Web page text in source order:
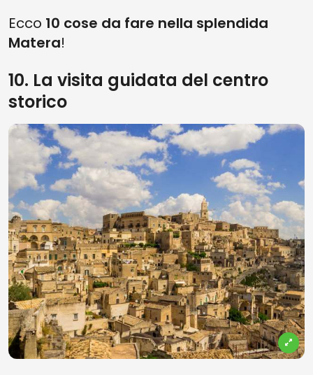
Ecco 10 cose da fare nella splendida
Matera!
10. La visita guidata del centro
storico